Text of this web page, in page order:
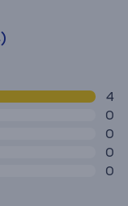
4
0
0
0
0